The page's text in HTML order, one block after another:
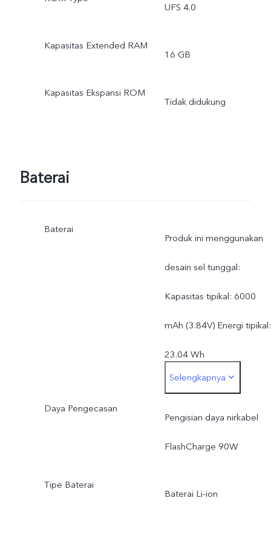
UFS 4.0
Kapasitas Extended RAM
16 GB
Kapasitas Ekspansi ROM
Tidak didukung
Baterai
Baterai
Produk ini menggunakan
desain sel tunggal:
Kapasitas tipikal: 6000
mAh (3.84V) Energi tipikal:
23.04 Wh
Kapasitas terukur: 5865
mAh (3.84V) Energi
terukur: 22.53 Wh
Selengkapnya
Daya Pengecasan
Pengisian daya nirkabel
FlashCharge 90W
Tipe Baterai
Baterai Li-ion